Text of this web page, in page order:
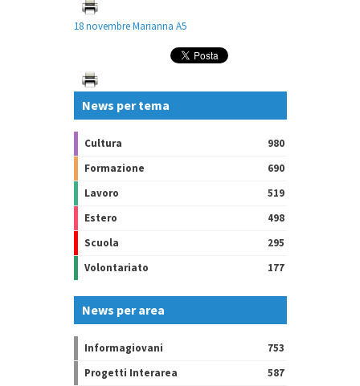
18 novembre Marianna A5
News per tema
Cultura
980
Formazione
690
Lavoro
519
Estero
498
Scuola
295
Volontariato
177
News per area
Informagiovani
753
Progetti Interarea
587